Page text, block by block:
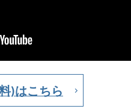
)はこちら